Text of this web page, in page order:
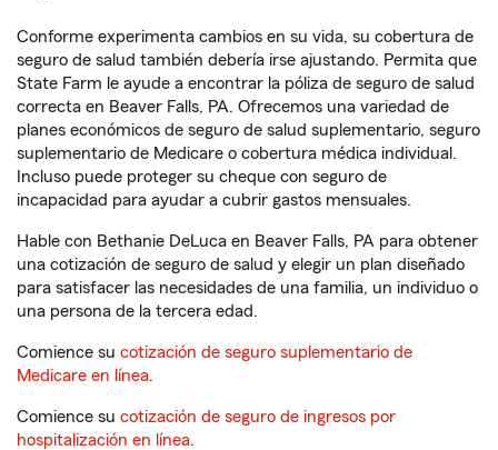
Conforme experimenta cambios en su vida, su cobertura de
seguro de salud también debería irse ajustando. Permita que
State Farm le ayude a encontrar la póliza de seguro de salud
correcta en Beaver Falls, PA. Ofrecemos una variedad de
planes económicos de seguro de salud suplementario, seguro
suplementario de Medicare o cobertura médica individual.
Incluso puede proteger su cheque con seguro de
incapacidad para ayudar a cubrir gastos mensuales.
Hable con Bethanie DeLuca en Beaver Falls, PA para obtener
una cotización de seguro de salud y elegir un plan diseñado
para satisfacer las necesidades de una familia, un individuo o
una persona de la tercera edad.
Comience su cotización de seguro suplementario de
Medicare en línea.
Comience su cotización de seguro de ingresos por
hospitalización en línea.